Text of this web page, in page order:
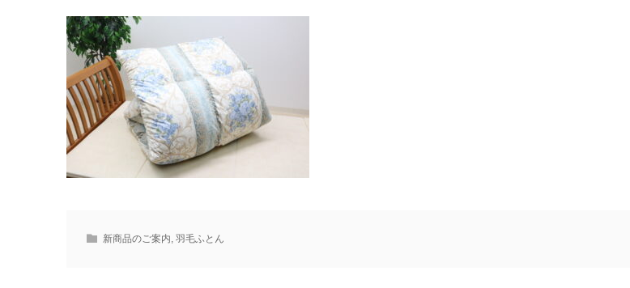
新商品のご案内, 羽毛ふとん